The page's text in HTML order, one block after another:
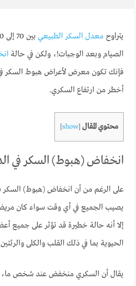
يتراوح معدل السكر الطبيعي
الصيام وبعد الوجبات!، ولكن في حالة
فإنك تكون معرض لأعراض هبوط السكر
أخطر من ارتفاع السكري.
محتوي المقال [
show
]
انخفاض (هبوط) السكر في
على الرغم من أن انخفاض (هبوط)
يصيب الجميع في أي وقت سواء كان
إلا أنه حالة خطيرة قد تؤثر على جميع
الحيوية بما في ذلك القلب والكلى
يقال أن السكري منخفض عند شخص ما،